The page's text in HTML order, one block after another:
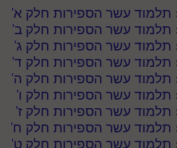
תלמוד עשר הספירות חלק א'
תלמוד עשר הספירות חלק ב'
תלמוד עשר הספירות חלק ג'
תלמוד עשר הספירות חלק ד'
תלמוד עשר הספירות חלק ה'
תלמוד עשר הספירות חלק ו'
תלמוד עשר הספירות חלק ז'
תלמוד עשר הספירות חלק ח'
תלמוד עשר הספירות חלק ט'